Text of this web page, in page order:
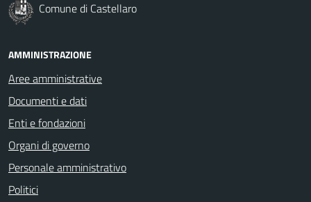
Comune di Castellaro
AMMINISTRAZIONE
Aree amministrative
Documenti e dati
Enti e fondazioni
Organi di governo
Personale amministrativo
Politici